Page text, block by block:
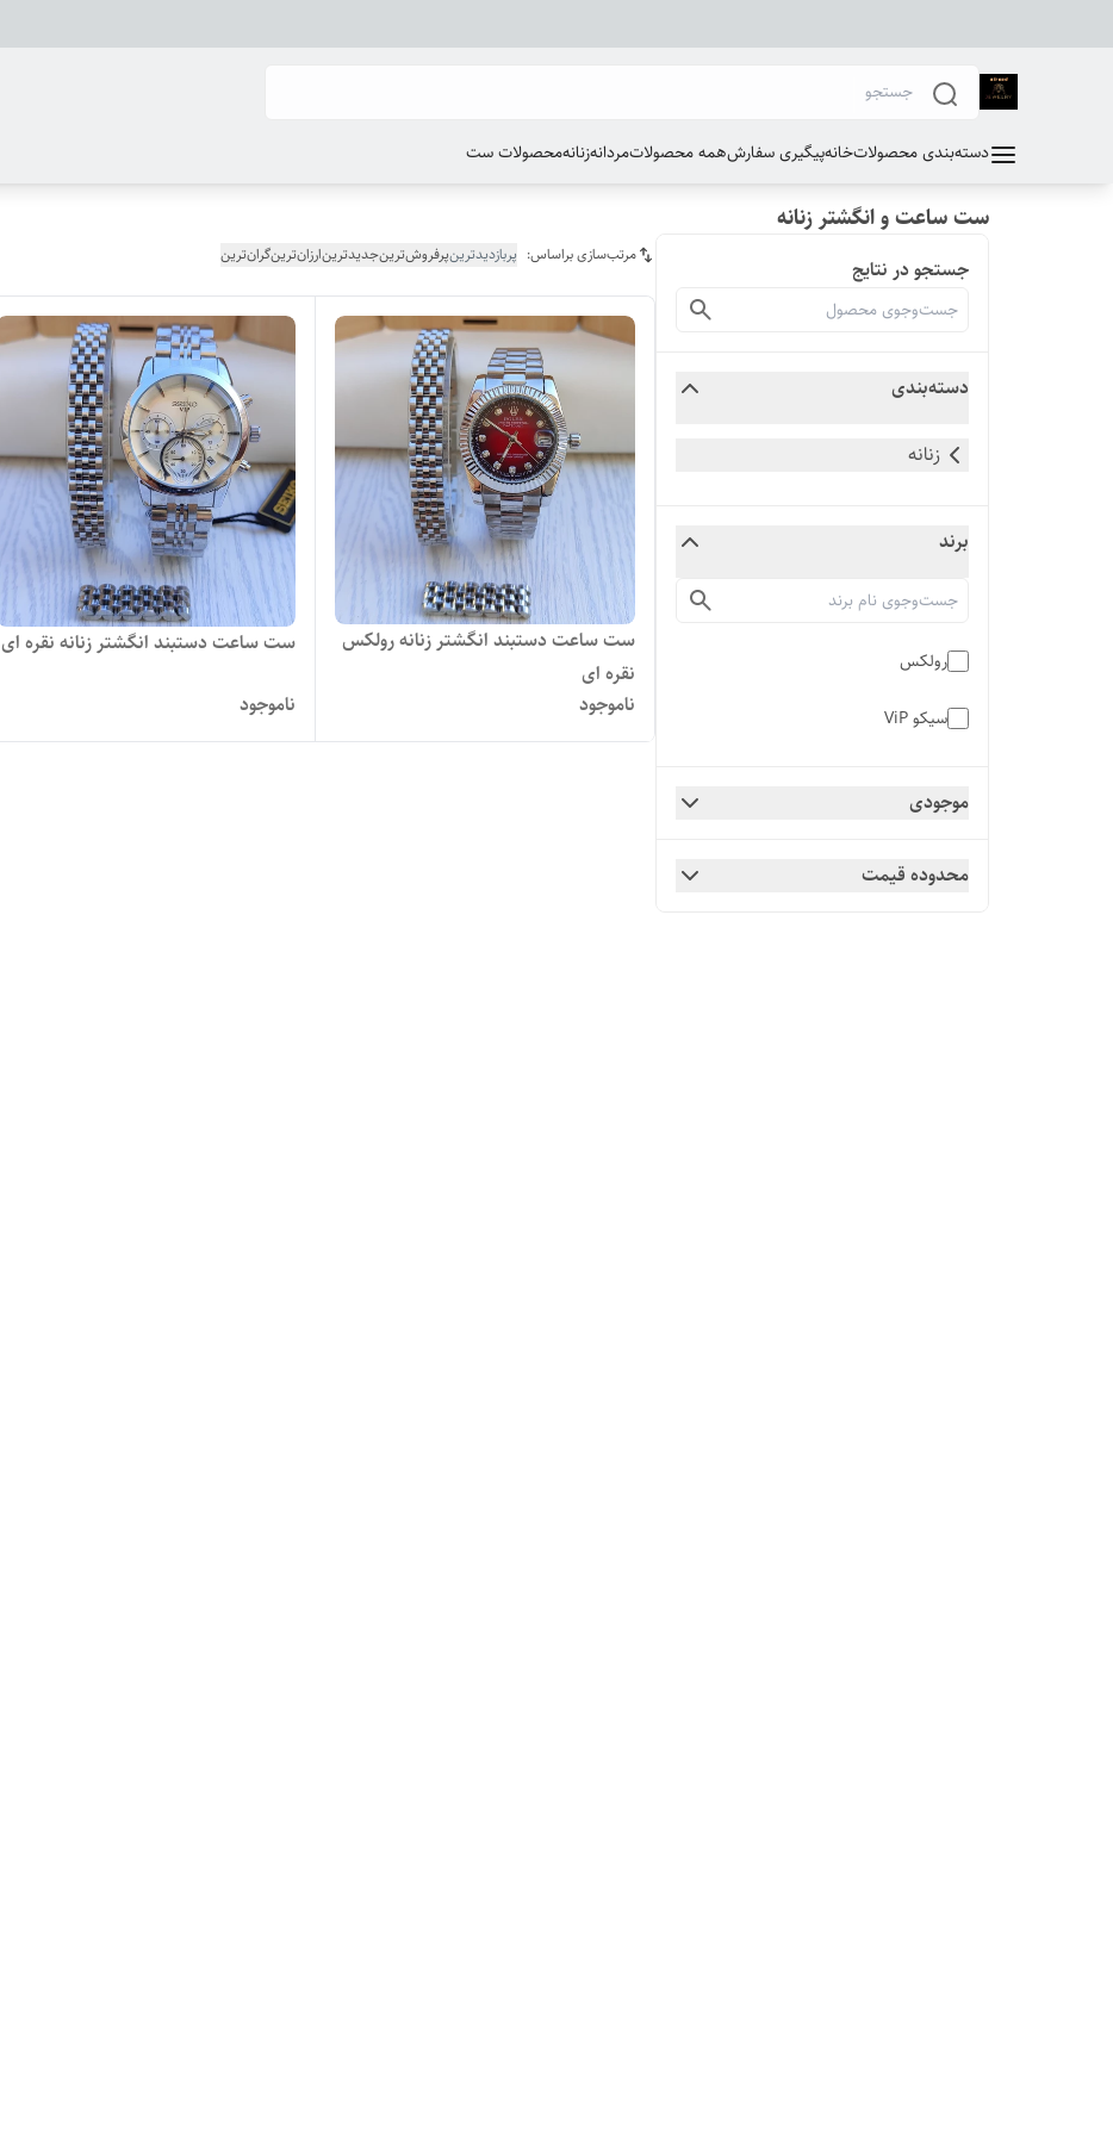
دسته‌بندی محصولاتخانهپیگیری سفارشهمه محصولاتمردانهزنانهمحصولات ست
ست ساعت و انگشتر زنانه
جستجو در نتایج
دسته‌بندی
زنانه
برند
رولکس
سیکو ViP
موجودی
محدوده قیمت
مرتب‌سازی براساس: پربازدیدترینپرفروش‌ترینجدیدترینارزان‌ترینگران‌ترین
ست ساعت دستبند انگشتر زنانه رولکس
نقره ای
ناموجود
ست ساعت دستبند انگشتر زنانه نقره ای
ناموجود